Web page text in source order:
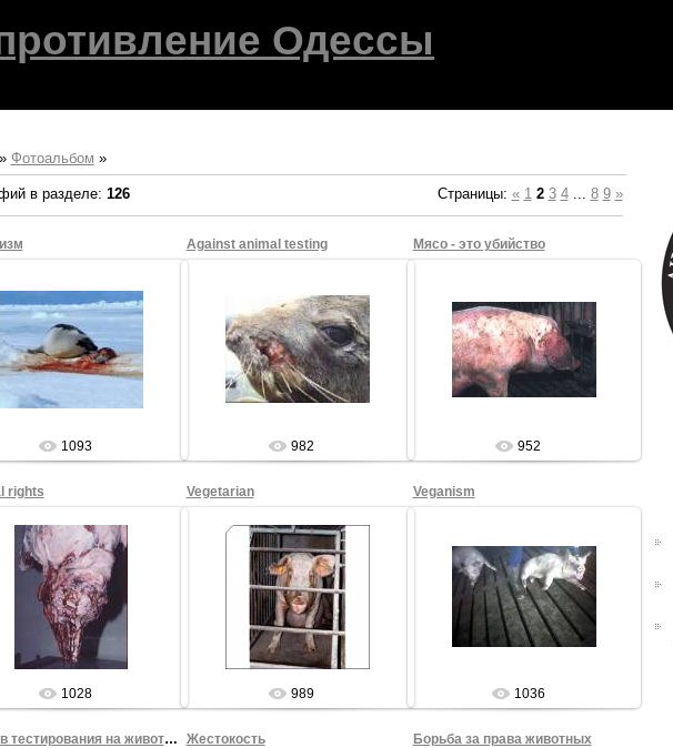
Одессы
» Фотоальбом »
в разделе: 126 Страницы: « 1 2 3 4 ... 8 9 »
27.08.2009
Sham69
1093
Against animal testing
27.08.2009
Sham69
982
Мясо - это убийство
27.08.2009
Sham69
952
rights
27.08.2009
Sham69
1028
Vegetarian
27.08.2009
Sham69
989
Veganism
27.08.2009
Sham69
1036
Против тестирования на животных Жестокость Борьба за права животных